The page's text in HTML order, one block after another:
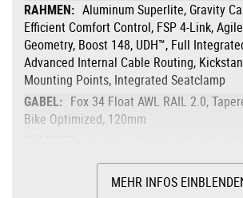
Aluminum Superlite, Gravity
Efficient Comfort Control, FSP 4-Link,
Geometry, Boost 148, UDH™, Full
Advanced Internal Cable Routing,
Mounting Points, Integrated Seatclamp
Fox 34 Float AWL RAIL 2.0,
Bike Optimized, 120mm
Bosch Drive Unit Performance
MEHR INFOS